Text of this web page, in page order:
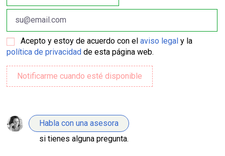
Acepto y estoy de acuerdo con elaviso legal y la
política de privacidad de esta página web.
Habla con una asesora
si tienes alguna pregunta.